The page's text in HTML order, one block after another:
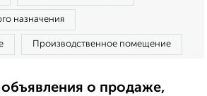
назначения
Производственное помещение
о продаже,